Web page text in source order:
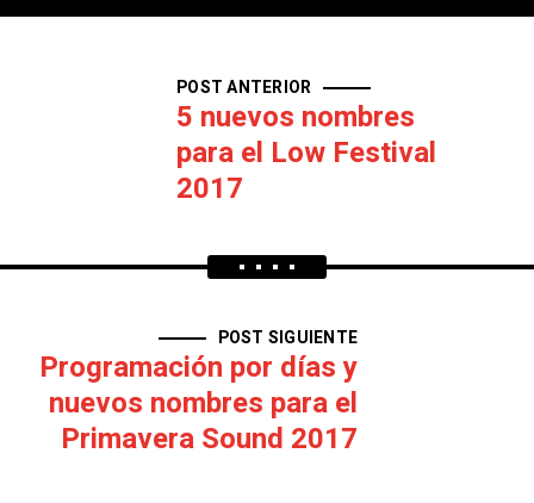
POST ANTERIOR
5 nuevos nombres
para el Low Festival
2017
POST SIGUIENTE
Programación por días y
nuevos nombres para el
Primavera Sound 2017